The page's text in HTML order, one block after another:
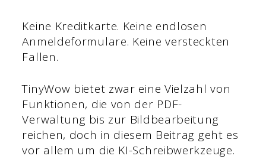
Keine Kreditkarte. Keine endlosen
Anmeldeformulare. Keine versteckten
Fallen.
TinyWow bietet zwar eine Vielzahl von
Funktionen, die von der PDF-
Verwaltung bis zur Bildbearbeitung
reichen, doch in diesem Beitrag geht es
vor allem um die KI-Schreibwerkzeuge.